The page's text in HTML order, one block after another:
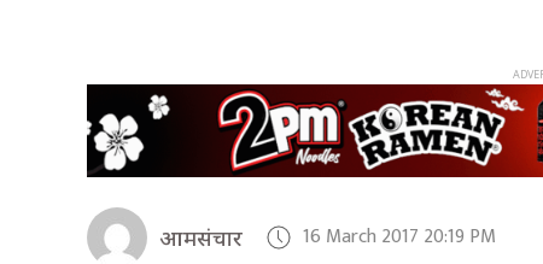
आमसंचार 16 March 2017 20:19 PM